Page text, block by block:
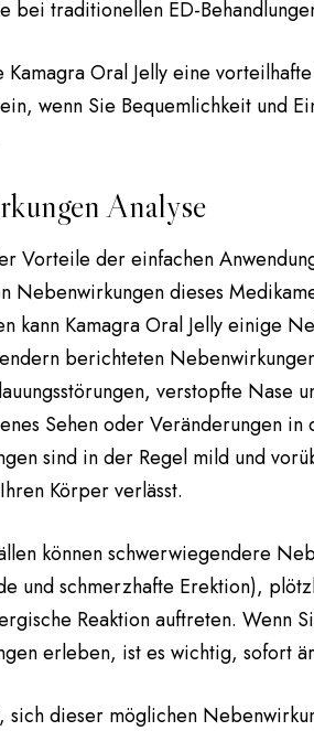
bei traditionellen ED-
Kamagra Oral Jelly eine
wenn Sie Bequemlichkeit und
Analyse
Vorteile der einfachen
Nebenwirkungen dieses
kann Kamagra Oral Jelly einige
berichteten
verstopfte Nase
Sehen oder Veränderungen
sind in der Regel mild und
Körper verlässt.
können schwerwiegendere
und schmerzhafte Erektion),
Reaktion auftreten. Wenn
erleben, ist es wichtig, sofort
sich dieser möglichen